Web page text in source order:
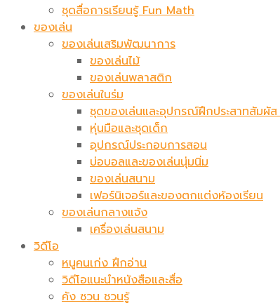
ชุดสื่อการเรียนรู้ Fun Math
ของเล่น
ของเล่นเสริมพัฒนาการ
ของเล่นไม้
ของเล่นพลาสติก
ของเล่นในร่ม
ชุดของเล่นและอุปกรณ์ฝึกประสาทสัมผั
หุ่นมือและชุดเด็ก
อุปกรณ์ประกอบการสอน
บ่อบอลและของเล่นนุ่มนิ่ม
ของเล่นสนาม
เฟอร์นิเจอร์และของตกแต่งห้องเรียน
ของเล่นกลางแจ้ง
เครื่องเล่นสนาม
วิดีโอ
หนูคนเก่ง ฝึกอ่าน
วิดีโอแนะนำหนังสือและสื่อ
คัง ซวน ชวนรู้